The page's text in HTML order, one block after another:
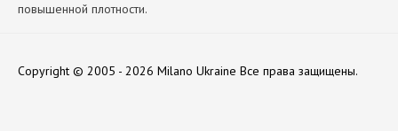
повышенной плотности.
Copyright © 2005 - 2026 Milano Ukraine Все права защищены.